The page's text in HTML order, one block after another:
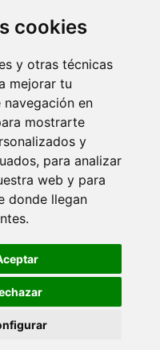
cookies
y otras técnicas
mejorar tu
en
mostrarte
y
para analizar
web y para
donde llegan
avellana.es